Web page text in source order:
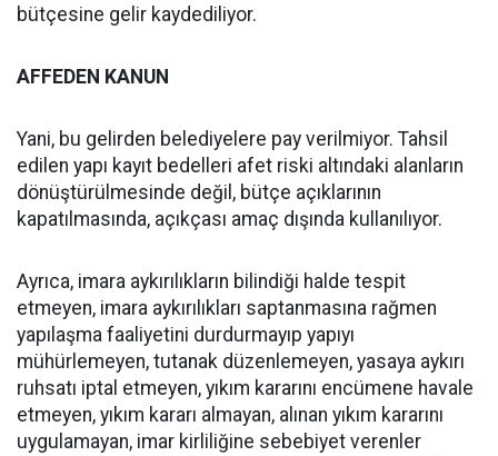
bütçesine gelir kaydediliyor.
AFFEDEN KANUN
Yani, bu gelirden belediyelere pay verilmiyor. Tahsil
edilen yapı kayıt bedelleri afet riski altındaki alanların
dönüştürülmesinde değil, bütçe açıklarının
kapatılmasında, açıkçası amaç dışında kullanılıyor.
Ayrıca, imara aykırılıkların bilindiği halde tespit
etmeyen, imara aykırılıkları saptanmasına rağmen
yapılaşma faaliyetini durdurmayıp yapıyı
mühürlemeyen, tutanak düzenlemeyen, yasaya aykırı
ruhsatı iptal etmeyen, yıkım kararını encümene havale
etmeyen, yıkım kararı almayan, alınan yıkım kararını
uygulamayan, imar kirliliğine sebebiyet verenler